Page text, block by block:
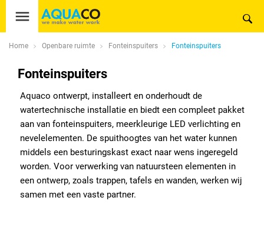
Home Openbare ruimte Fonteinspuiters Fonteinspuiters
Fonteinspuiters
Aquaco ontwerpt, installeert en onderhoudt de
watertechnische installatie en biedt een compleet pakket
aan van fonteinspuiters, meerkleurige LED verlichting en
nevelelementen. De spuithoogtes van het water kunnen
middels een besturingskast exact naar wens ingeregeld
worden. Voor verwerking van natuursteen elementen in
een ontwerp, zoals trappen, tafels en wanden, werken wij
samen met een vaste partner.